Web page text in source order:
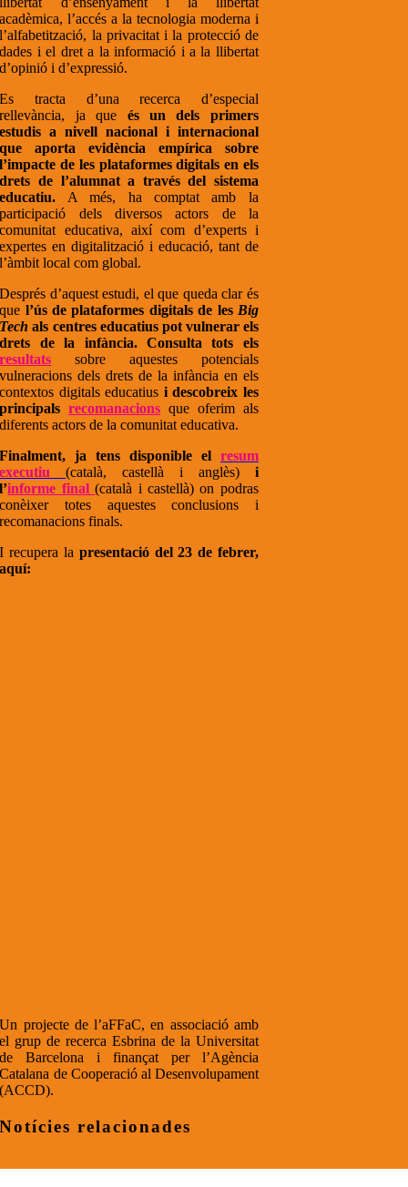
acadèmica, l’accés a la tecnologia moderna i
l’alfabetització, la privacitat i la protecció de
dades i el dret a la informació i a la llibertat
d’opinió i d’expressió.
Es tracta d’una recerca d’especial
rellevància, ja que és un dels primers
estudis a nivell nacional i internacional
que aporta evidència empírica sobre
l’impacte de les plataformes digitals en els
drets de l’alumnat a través del sistema
educatiu. A més, ha comptat amb la
participació dels diversos actors de la
comunitat educativa, així com d’experts i
expertes en digitalització i educació, tant de
l’àmbit local com global.
Després d’aquest estudi, el que queda clar és
que l’ús de plataformes digitals de les Big
Tech als centres educatius pot vulnerar els
drets de la infància. Consulta tots els
resultats
sobre aquestes potencials
vulneracions dels drets de la infància en els
contextos digitals educatius i descobreix les
principalsrecomanacions que oferim als
diferents actors de la comunitat educativa.
Finalment, ja tens disponible el resum
executiu(català, castellà i anglès) i
l’informe final(català i castellà) on podras
conèixer totes aquestes conclusions i
recomanacions finals.
I recupera la presentació del 23 de febrer,
aquí:
Un projecte de l’aFFaC, en associació amb
el grup de recerca Esbrina de la Universitat
de Barcelona i finançat per l’Agència
Catalana de Cooperació al Desenvolupament
(ACCD).
Notícies relacionades